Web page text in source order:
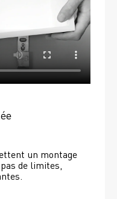
un montage
de limites,